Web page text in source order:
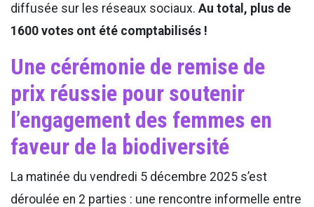
diffusée sur les réseaux sociaux. Au total, plus de
1600 votes ont été comptabilisés !
Une cérémonie de remise de
prix réussie pour soutenir
l’engagement des femmes en
faveur de la biodiversité
La matinée du vendredi 5 décembre 2025 s’est
déroulée en 2 parties : une rencontre informelle entre